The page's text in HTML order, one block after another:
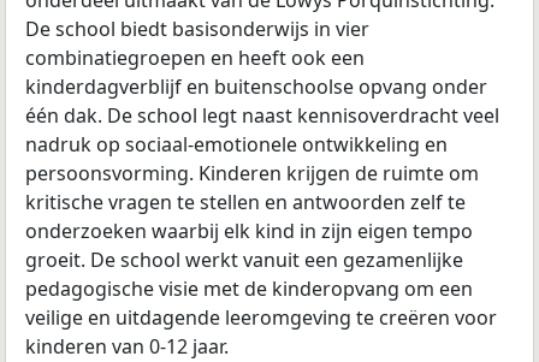
De school biedt basisonderwijs in vier
combinatiegroepen en heeft ook een
kinderdagverblijf en buitenschoolse opvang onder
één dak. De school legt naast kennisoverdracht veel
nadruk op sociaal-emotionele ontwikkeling en
persoonsvorming. Kinderen krijgen de ruimte om
kritische vragen te stellen en antwoorden zelf te
onderzoeken waarbij elk kind in zijn eigen tempo
groeit. De school werkt vanuit een gezamenlijke
pedagogische visie met de kinderopvang om een
veilige en uitdagende leeromgeving te creëren voor
kinderen van 0-12 jaar.